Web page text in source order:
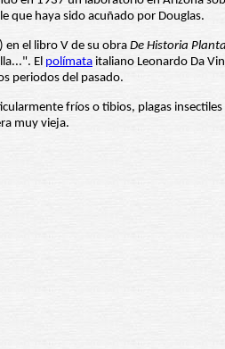
que haya sido acuñado por Douglas.
en el libro V de su obra De Historia
El polímata italiano Leonardo Da
periodos del pasado.
fríos o tibios, plagas
muy vieja.